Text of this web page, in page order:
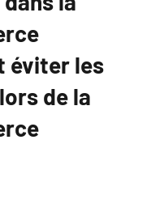
éviter les
de la